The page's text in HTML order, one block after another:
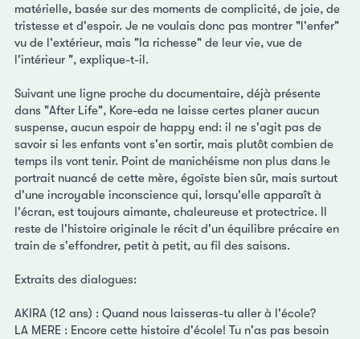
matérielle, basée sur des moments de complicité, de joie, de
tristesse et d'espoir. Je ne voulais donc pas montrer "l'enfer"
vu de l'extérieur, mais "la richesse" de leur vie, vue de
l'intérieur ", explique-t-il.
Suivant une ligne proche du documentaire, déjà présente
dans "After Life", Kore-eda ne laisse certes planer aucun
suspense, aucun espoir de happy end: il ne s'agit pas de
savoir si les enfants vont s'en sortir, mais plutôt combien de
temps ils vont tenir. Point de manichéisme non plus dans le
portrait nuancé de cette mère, égoïste bien sûr, mais surtout
d'une incroyable inconscience qui, lorsqu'elle apparaît à
l'écran, est toujours aimante, chaleureuse et protectrice. Il
reste de l'histoire originale le récit d'un équilibre précaire en
train de s'effondrer, petit à petit, au fil des saisons.
Extraits des dialogues:
AKIRA (12 ans) : Quand nous laisseras-tu aller à l'école?
LA MERE : Encore cette histoire d'école! Tu n'as pas besoin